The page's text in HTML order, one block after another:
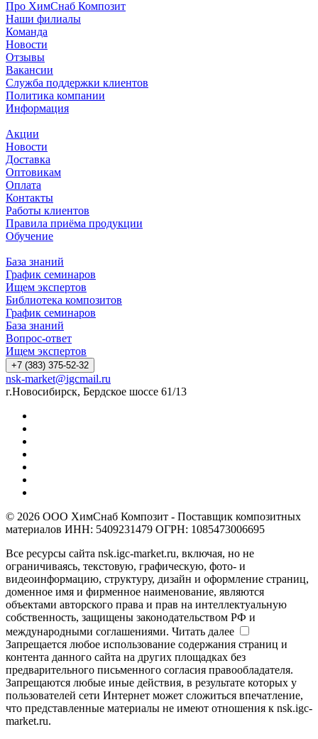
Про ХимСнаб Композит
Наши филиалы
Команда
Новости
Отзывы
Вакансии
Служба поддержки клиентов
Политика компании
Информация
Акции
Новости
Доставка
Оптовикам
Оплата
Контакты
Работы клиентов
Правила приёма продукции
Обучение
База знаний
График семинаров
Ищем экспертов
Библиотека композитов
График семинаров
База знаний
Вопрос-ответ
Ищем экспертов
+7 (383) 375-52-32
nsk-market@igcmail.ru
г.Новосибирск, Бердское шоссе 61/13
© 2026 ООО ХимСнаб Композит - Поставщик композитных
материалов ИНН: 5409231479 ОГРН: 1085473006695
Все ресурсы сайта nsk.igc-market.ru, включая, но не
ограничиваясь, текстовую, графическую, фото- и
видеоинформацию, структуру, дизайн и оформление страниц,
доменное имя и фирменное наименование, являются
объектами авторского права и прав на интеллектуальную
собственность, защищены законодательством РФ и
международными соглашениями. Читать далее
Запрещается любое использование содержания страниц и
контента данного сайта на других площадках без
предварительного письменного согласия правообладателя.
Запрещаются любые иные действия, в результате которых у
пользователей сети Интернет может сложиться впечатление,
что представленные материалы не имеют отношения к nsk.igc-
market.ru.